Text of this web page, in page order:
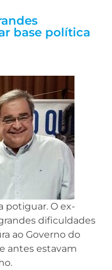
base política
potiguar. O ex-
dificuldades
ao Governo do
antes estavam